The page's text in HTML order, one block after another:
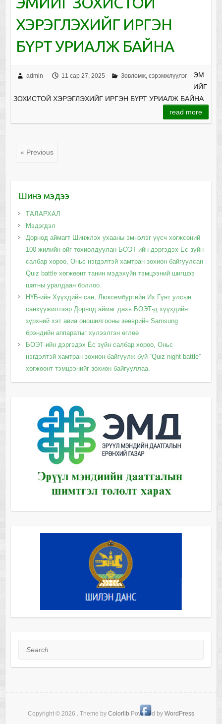
ХЭРЭГЛЭХИЙГ ИРГЭН
БҮРТ УРИАЛЖ БАЙНА
admin 11 сар 27, 2025 Зөвлөмж, сэрэмжлүүлэг
ЭМ
ИЙГ
ЗОХИСТОЙ ХЭРЭГЛЭХИЙГ ИРГЭН БҮРТ УРИАЛЖ БАЙНА
read more
« Previous
Шинэ мэдээ
ТАЛАРХАЛ
Мэдэгдэл
Дорнод аймагт Шинжлэх ухааны эмнэлэг үүсч хөгжсөний
100 жилийн ойг тохиолдуулан БОЭТ-ийн дэргэдэх Ёс зүйн
салбар хороо, Оньс нэгдэлтэй хамтран зохион байгуулсан
Quiz battle хөгжөөнт танин мэдэхүйн тэмцээний шигшээ
шатны уралдаан боллоо.
НҮБ-ийн Хүүхдийн сан, Люксембургийн Их Гүнт улсын
санхүүжилтээр Дорнод аймаг дахь БОЭТ-д хүүхдийн
зүрхний хэт авиа оношилгооны зөөврийн Samsung
брэндийн аппаратыг хүлээлгэн өглөө
БОЭТ-ийн дэргэдэх Ёс зүйн салбар хороо, Оньс
нэгдэлтэй хамтран зохион байгуулж буй “Quiz night battle”
хөгжөөнт тэмцээнийг зохион байгууллаа.
Search
Copyright © 2026 . Theme by Colorlib Powered by WordPress